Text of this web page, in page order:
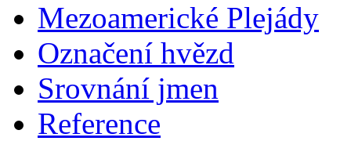
Mezoamerické Plejády
Označení hvězd
Srovnání jmen
Reference